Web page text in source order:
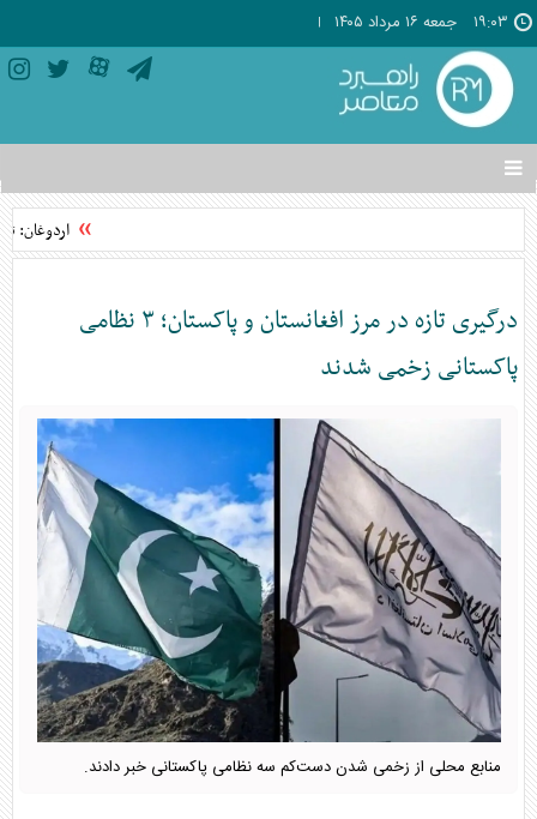
۱۹:۰۳ جمعه ۱۶ مرداد ۱۴۰۵
تغییر
وضعیت
منوی
ها
اردوغان:
درگیری تازه در مرز افغانستان و پاکستان؛ ۳ نظامی
پاکستانی زخمی شدند
منابع محلی از زخمی شدن دست‌کم سه نظامی پاکستانی خبر دادند.